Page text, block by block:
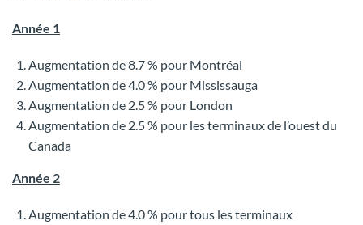
Année 1
Augmentation de 8.7 % pour Montréal
Augmentation de 4.0 % pour Mississauga
Augmentation de 2.5 % pour London
Augmentation de 2.5 % pour les terminaux de l’ouest du
Canada
Année 2
Augmentation de 4.0 % pour tous les terminaux